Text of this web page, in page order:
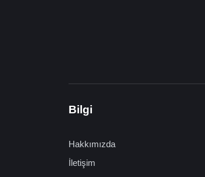
Bilgi
Hakkımızda
İletişim